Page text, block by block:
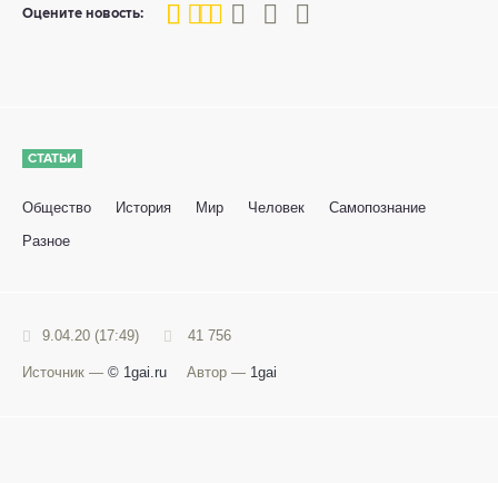
Оцените новость:
40
1 2 3 4 5
СТАТЬИ
Общество История Мир Человек
Самопознание
Разное
9.04.20 (17:49) 41 756
Источник — © 1gai.ru Автор — 1gai